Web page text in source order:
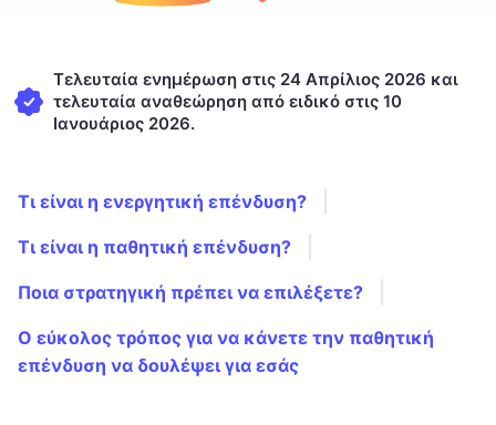
Τελευταία ενημέρωση στις 24 Απρίλιος 2026 και
τελευταία αναθεώρηση από ειδικό στις 10
Ιανουάριος 2026.
Τι είναι η ενεργητική επένδυση?
Τι είναι η παθητική επένδυση?
Ποια στρατηγική πρέπει να επιλέξετε?
Ο εύκολος τρόπος για να κάνετε την παθητική
επένδυση να δουλέψει για εσάς